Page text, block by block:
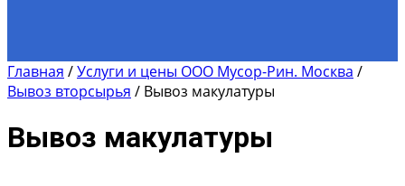
Главная /Услуги и цены ООО Мусор-Рин. Москва /
Вывоз вторсырья / Вывоз макулатуры
Вывоз макулатуры